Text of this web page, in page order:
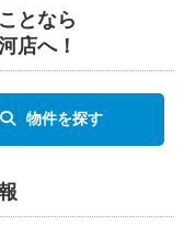
となら
店へ！
物件を探す